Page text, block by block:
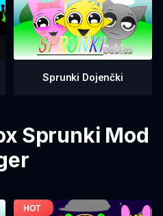
Sprunki Dojenčki
Sprunki Mod